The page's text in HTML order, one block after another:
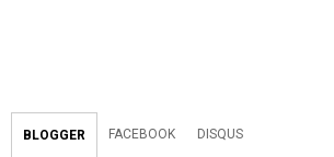
BLOGGER FACEBOOK DISQUS